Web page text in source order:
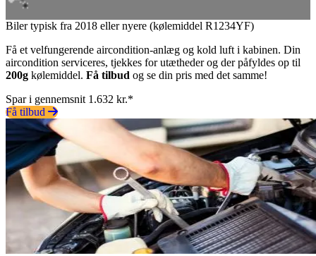
Biler typisk fra 2018 eller nyere (kølemiddel R1234YF)
Få et velfungerende aircondition-anlæg og kold luft i kabinen. Din
aircondition serviceres, tjekkes for utætheder og der påfyldes op til
200g kølemiddel. Få tilbud og se din pris med det samme!
Spar i gennemsnit 1.632 kr.*
Få tilbud